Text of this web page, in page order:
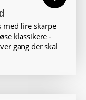
med fire skarpe
klassikere ‑
gang der skal